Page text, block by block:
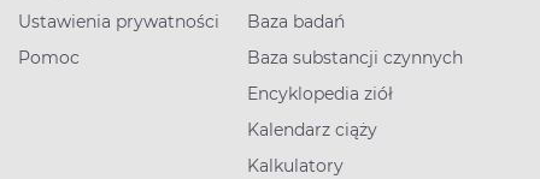
Ustawienia prywatności
Pomoc
Baza badań
Baza substancji czynnych
Encyklopedia ziół
Kalendarz ciąży
Kalkulatory